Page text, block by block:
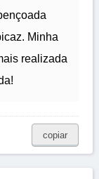
Minha
realizada
copiar